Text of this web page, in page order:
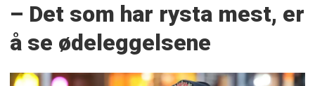
– Det som har rysta mest, er
å se ødeleggelsene